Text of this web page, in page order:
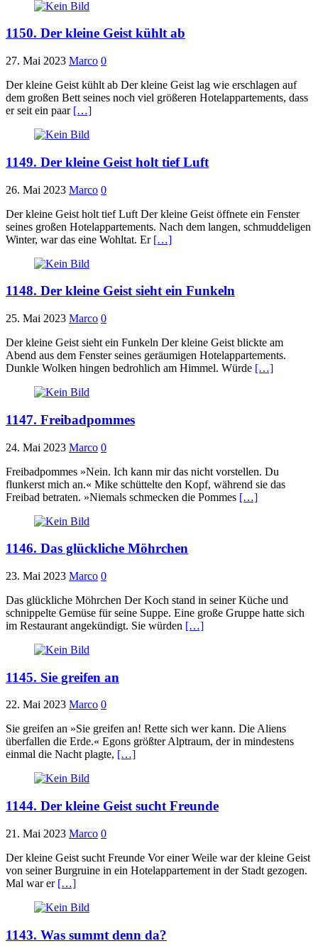
1150. Der kleine Geist kühlt ab
27. Mai 2023 Marco 0
Der kleine Geist kühlt ab Der kleine Geist lag wie erschlagen auf
dem großen Bett seines noch viel größeren Hotelappartements, dass
er seit ein paar […]
1149. Der kleine Geist holt tief Luft
26. Mai 2023 Marco 0
Der kleine Geist holt tief Luft Der kleine Geist öffnete ein Fenster
seines großen Hotelappartements. Nach dem langen, schmuddeligen
Winter, war das eine Wohltat. Er […]
1148. Der kleine Geist sieht ein Funkeln
25. Mai 2023 Marco 0
Der kleine Geist sieht ein Funkeln Der kleine Geist blickte am
Abend aus dem Fenster seines geräumigen Hotelappartements.
Dunkle Wolken hingen bedrohlich am Himmel. Würde […]
1147. Freibadpommes
24. Mai 2023 Marco 0
Freibadpommes »Nein. Ich kann mir das nicht vorstellen. Du
flunkerst mich an.« Mike schüttelte den Kopf, während sie das
Freibad betraten. »Niemals schmecken die Pommes […]
1146. Das glückliche Möhrchen
23. Mai 2023 Marco 0
Das glückliche Möhrchen Der Koch stand in seiner Küche und
schnippelte Gemüse für seine Suppe. Eine große Gruppe hatte sich
im Restaurant angekündigt. Sie würden […]
1145. Sie greifen an
22. Mai 2023 Marco 0
Sie greifen an »Sie greifen an! Rette sich wer kann. Die Aliens
überfallen die Erde.« Egons größter Alptraum, der in mindestens
einmal die Nacht plagte, […]
1144. Der kleine Geist sucht Freunde
21. Mai 2023 Marco 0
Der kleine Geist sucht Freunde Vor einer Weile war der kleine Geist
von seiner Burgruine in ein Hotelappartement in der Stadt gezogen.
Mal war er […]
1143. Was summt denn da?